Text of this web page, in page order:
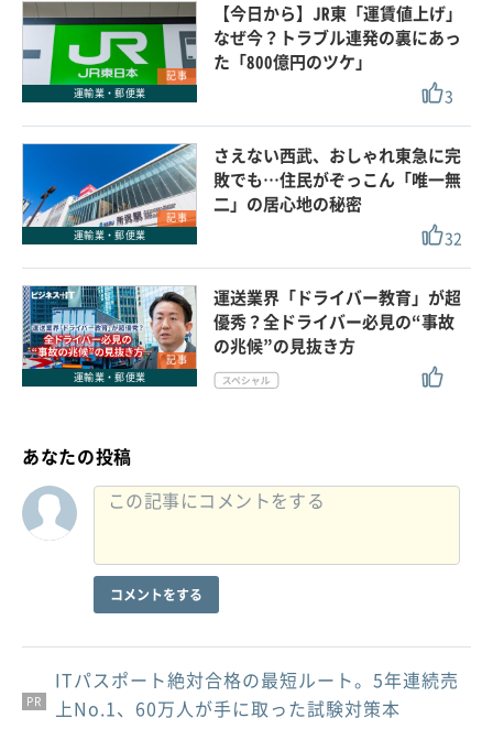
記事
運輸業・郵便業
【今日から】JR東「運賃値上げ」
なぜ今？トラブル連発の裏にあっ
た「800億円のツケ」
3
記事
運輸業・郵便業
さえない西武、おしゃれ東急に完
敗でも…住民がぞっこん「唯一無
二」の居心地の秘密
32
記事
運輸業・郵便業
運送業界「ドライバー教育」が超
優秀？全ドライバー必見の“事故
の兆候”の見抜き方
あなたの投稿
コメントをする
PR
PR
PR
ITパスポート絶対合格の最短ルート。5年連続売
上No.1、60万人が手に取った試験対策本